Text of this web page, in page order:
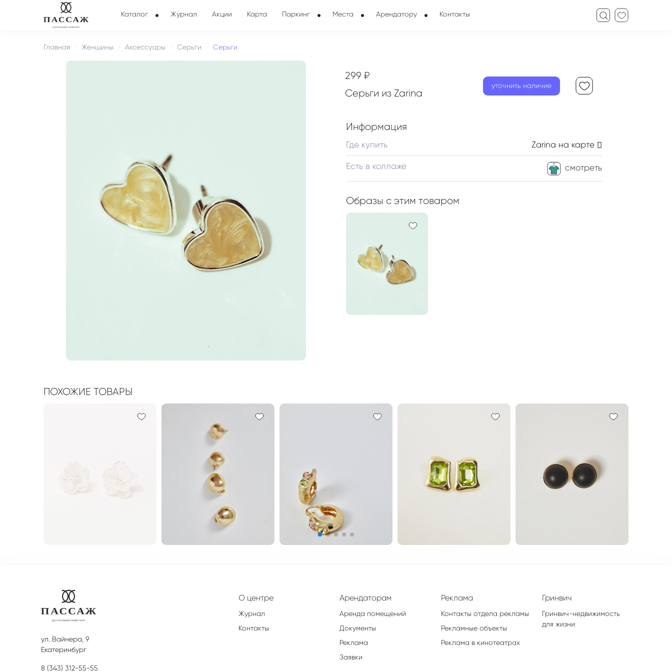
Каталог Журнал Акции Карта Паркинг Места Арендатору Контакты
Главная Женщины Аксессуары Серьги Серьги
299 ₽
Серьги из Zarina
уточнить наличие
Информация
Zarina на карте
Где купить
смотреть
Есть в коллаже
Образы с этим товаром
ПОХОЖИЕ ТОВАРЫ
ул. Вайнера, 9
Екатеринбург
8 (343) 312-55-55
О центре
Журнал
Контакты
Арендаторам
Аренда помещений
Документы
Реклама
Заявки
Реклама
Контакты отдела рекламы
Рекламные объекты
Реклама в кинотеатрах
Гринвич
Гринвич-недвижимость
для жизни